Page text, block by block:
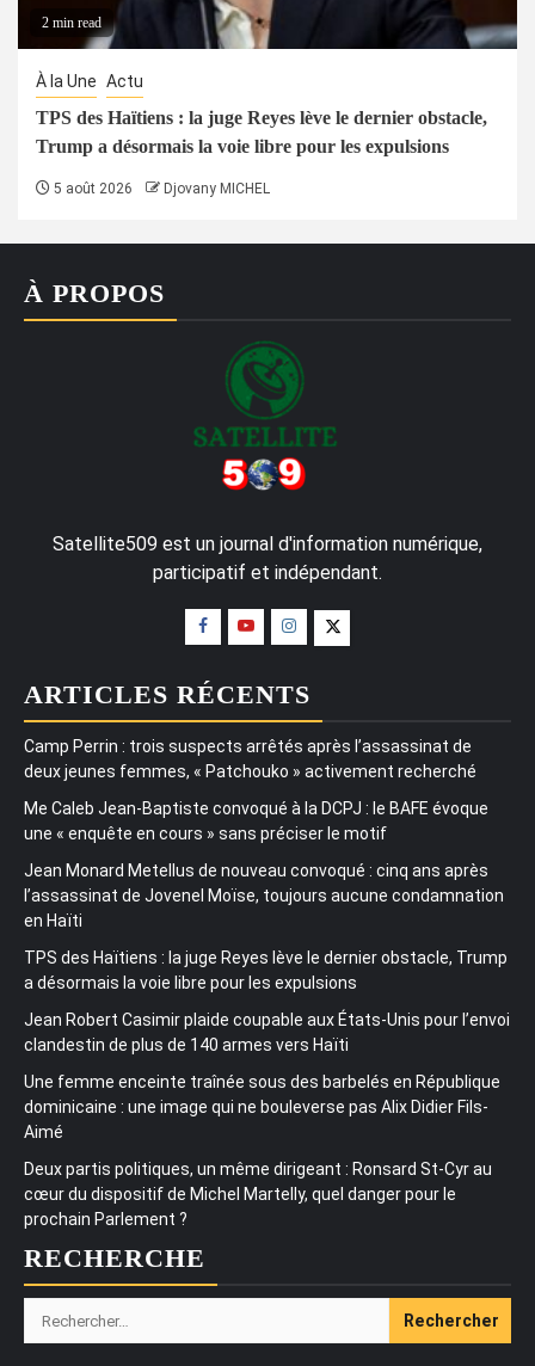
2 min read
À la Une Actu
TPS des Haïtiens : la juge Reyes lève le dernier obstacle,
Trump a désormais la voie libre pour les expulsions
5 août 2026 Djovany MICHEL
À PROPOS
Satellite509 est un journal d'information numérique,
participatif et indépendant.
ARTICLES RÉCENTS
Camp Perrin : trois suspects arrêtés après l’assassinat de
deux jeunes femmes, « Patchouko » activement recherché
Me Caleb Jean-Baptiste convoqué à la DCPJ : le BAFE évoque
une « enquête en cours » sans préciser le motif
Jean Monard Metellus de nouveau convoqué : cinq ans après
l’assassinat de Jovenel Moïse, toujours aucune condamnation
en Haïti
TPS des Haïtiens : la juge Reyes lève le dernier obstacle, Trump
a désormais la voie libre pour les expulsions
Jean Robert Casimir plaide coupable aux États-Unis pour l’envoi
clandestin de plus de 140 armes vers Haïti
Une femme enceinte traînée sous des barbelés en République
dominicaine : une image qui ne bouleverse pas Alix Didier Fils-
Aimé
Deux partis politiques, un même dirigeant : Ronsard St-Cyr au
cœur du dispositif de Michel Martelly, quel danger pour le
prochain Parlement ?
RECHERCHE
Rechercher :